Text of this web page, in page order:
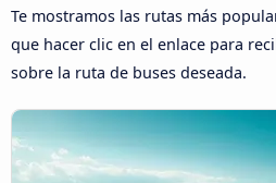
Te mostramos las rutas más
que hacer clic en el enlace para
sobre la ruta de buses deseada.